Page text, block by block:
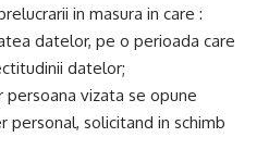
in masura in care :
datelor, pe o perioada care
datelor;
vizata se opune
solicitand in schimb